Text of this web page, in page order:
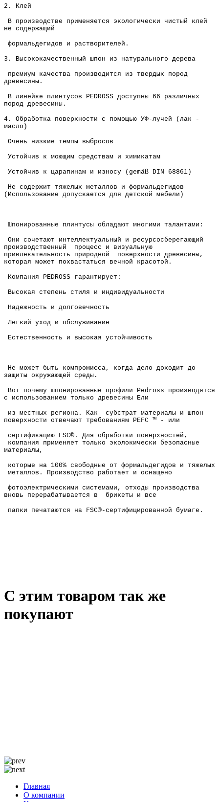
2. Клей
В производстве применяется экологически чистый клей
не содержащий
формальдегидов и растворителей.
3. Высококачественный шпон из натурального дерева
премиум качества производится из твердых пород
древесины.
В линейке плинтусов PEDROSS доступны 66 различных
пород древесины.
4. Обработка поверхности с помощью УФ-лучей (лак -
масло)
Очень низкие темпы выбросов
Устойчив к моющим средствам и химикатам
Устойчив к царапинам и износу (gemäß DIN 68861)
Не содержит тяжелых металлов и формальдегидов
(Использование допускается для детской мебели)
Шпонированные плинтусы обладают многими талантами:
Они сочетают интеллектуальный и ресурсосберегающий
производственный процесс и визуальную
привлекательность природной поверхности древесины,
которая может похвастаться вечной красотой.
Компания PEDROSS гарантирует:
Высокая степень стиля и индивидуальности
Надежность и долговечность
Легкий уход и обслуживание
Естественность и высокая устойчивость
Не может быть компромисса, когда дело доходит до
защиты окружающей среды.
Вот почему шпонированные профили Pedross производятся
с использованием только древесины Ели
из местных региона. Как субстрат материалы и шпон
поверхности отвечают требованиям PEFC ™ - или
сертификацию FSC®. Для обработки поверхностей,
компания применяет только эколокически безопасные
материалы,
которые на 100% свободные от формальдегидов и тяжелых
металлов. Производство работает и оснащено
фотоэлектрическими системами, отходы производства
вновь перерабатывается в брикеты и все
папки печатаются на FSC®-сертифицированной бумаге.
С этим товаром так же
покупают
Главная
О компании